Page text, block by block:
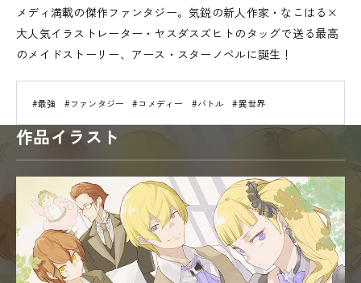
メディ満載の傑作ファンタジー。気鋭の新人作家・なこはる×
大人気イラストレーター・ヤスダスズヒトのタッグで送る最高
のメイドストーリー、アース・スターノベルに誕生！
#最強 #ファンタジー #コメディー #バトル #異世界
作品イラスト